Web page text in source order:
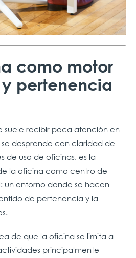
como motor
pertenencia
suele recibir poca atención en
desprende con claridad de
de uso de oficinas, es la
la oficina como centro de
un entorno donde se hacen
de pertenencia y la
de que la oficina se limita a
principalmente